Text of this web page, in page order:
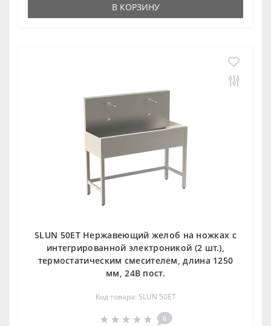
В КОРЗИНУ
SLUN 50ET Нержавеющий желоб на ножках с
интегрированной электроникой (2 шт.),
термостатическим смесителем, длина 1250
мм, 24В пост.
Код товара: SLUN 50ET
0